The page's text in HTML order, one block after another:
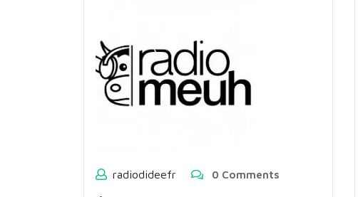
radiodideefr 0 Comments